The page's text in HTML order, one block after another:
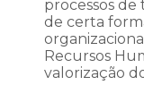
processos de
de certa
Recursos
valorização